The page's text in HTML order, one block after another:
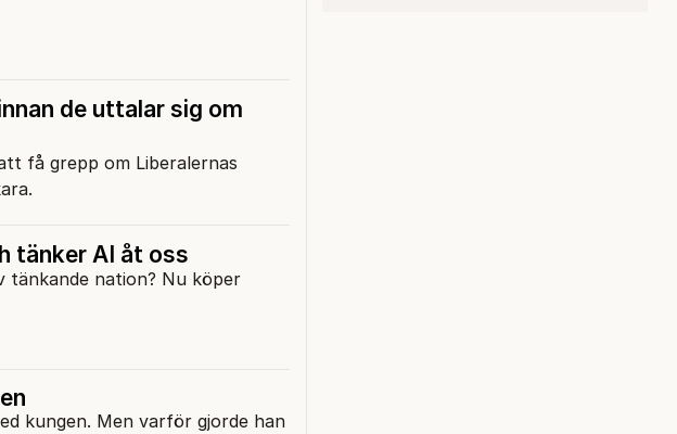
de uttalar sig om
få grepp om Liberalernas
tänker AI åt oss
tänkande nation? Nu köper
kungen. Men varför gjorde han